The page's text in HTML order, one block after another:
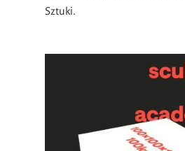
Sztuki.